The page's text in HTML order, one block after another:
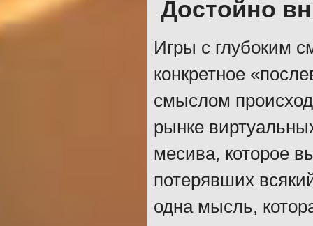
Достойно
Игры с глубоким
конкретное
смыслом
рынке
месива, которое
потерявших
одна мысль,